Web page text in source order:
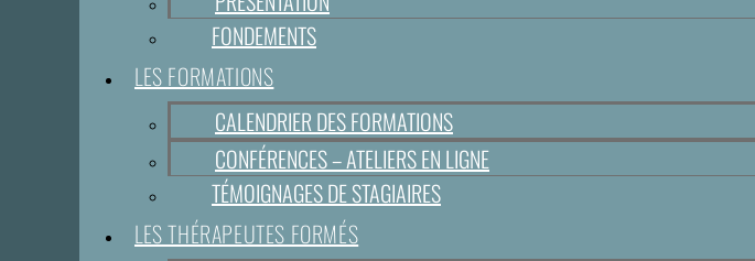
FONDEMENTS
LES FORMATIONS
CALENDRIER DES FORMATIONS
CONFÉRENCES – ATELIERS EN LIGNE
TÉMOIGNAGES DE STAGIAIRES
LES THÉRAPEUTES FORMÉS